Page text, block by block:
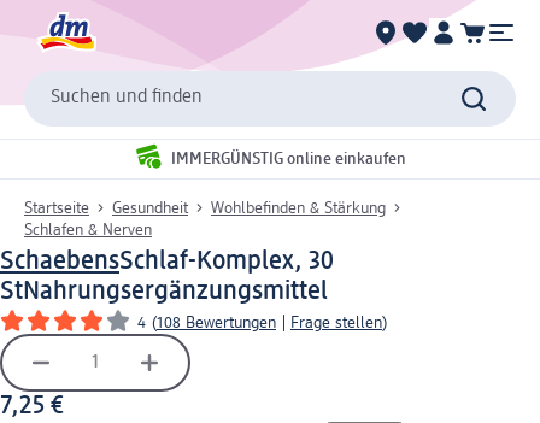
Suchen und finden
IMMERGÜNSTIG online einkaufen
Startseite Gesundheit
Wohlbefinden & Stärkung
Schlafen & Nerven
SchaebensSchlaf-Komplex, 30
StNahrungsergänzungsmittel
4 (108 Bewertungen Frage stellen)
7,25 €